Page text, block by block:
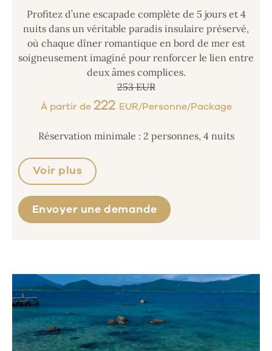
Profitez d’une escapade complète de 5 jours et 4
nuits dans un véritable paradis insulaire préservé,
où chaque dîner romantique en bord de mer est
soigneusement imaginé pour renforcer le lien entre
deux âmes complices.
253 EUR
À partir de 222 EUR/Personne/Package
Réservation minimale : 2 personnes, 4 nuits
Voir plus
Envoyer une demande